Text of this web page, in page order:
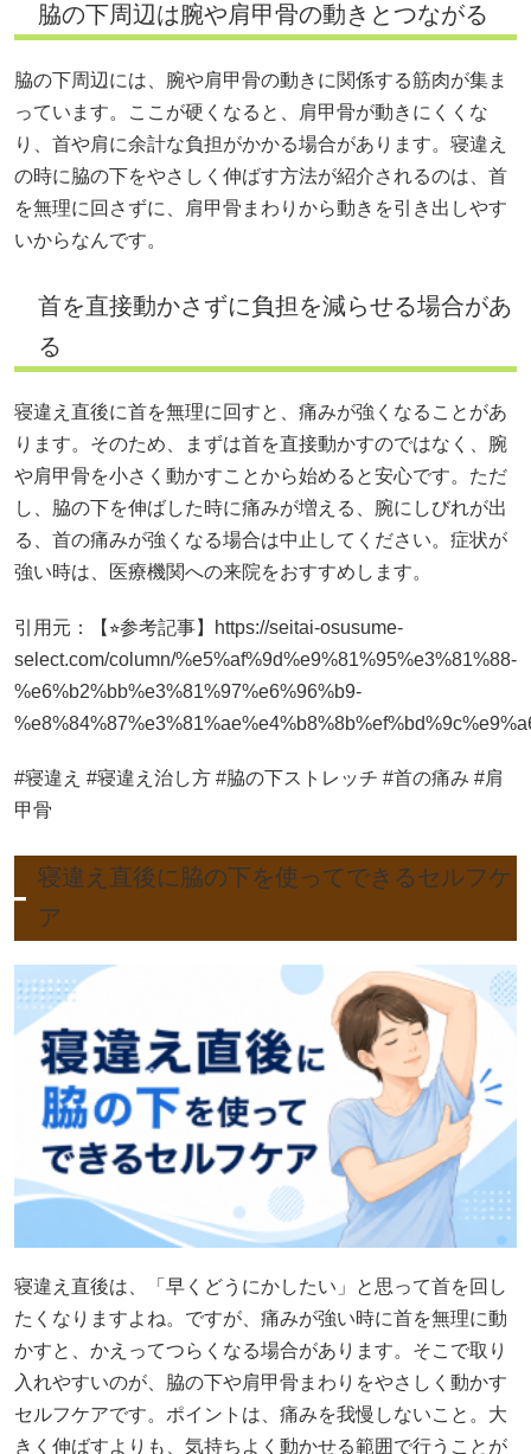
脇の下周辺は腕や肩甲骨の動きとつながる
脇の下周辺には、腕や肩甲骨の動きに関係する筋肉が集ま
っています。ここが硬くなると、肩甲骨が動きにくくな
り、首や肩に余計な負担がかかる場合があります。寝違え
の時に脇の下をやさしく伸ばす方法が紹介されるのは、首
を無理に回さずに、肩甲骨まわりから動きを引き出しやす
いからなんです。
首を直接動かさずに負担を減らせる場合があ
る
寝違え直後に首を無理に回すと、痛みが強くなることがあ
ります。そのため、まずは首を直接動かすのではなく、腕
や肩甲骨を小さく動かすことから始めると安心です。ただ
し、脇の下を伸ばした時に痛みが増える、腕にしびれが出
る、首の痛みが強くなる場合は中止してください。症状が
強い時は、医療機関への来院をおすすめします。
引用元：【⭐︎参考記事】https://seitai-osusume-
select.com/column/%e5%af%9d%e9%81%95%e3%81%88-
%e6%b2%bb%e3%81%97%e6%96%b9-
#寝違え #寝違え治し方 #脇の下ストレッチ #首の痛み #肩
甲骨
寝違え直後に脇の下を使ってできるセルフケ
ア
寝違え直後は、「早くどうにかしたい」と思って首を回し
たくなりますよね。ですが、痛みが強い時に首を無理に動
かすと、かえってつらくなる場合があります。そこで取り
入れやすいのが、脇の下や肩甲骨まわりをやさしく動かす
セルフケアです。ポイントは、痛みを我慢しないこと。大
きく伸ばすよりも、気持ちよく動かせる範囲で行うことが